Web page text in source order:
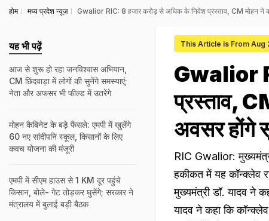
होम मध्य प्रदेश न्यूज़ Gwalior RIC: 8 हजार करोड़ से अधिक के निवेश प्रस्ताव, CM मोहन ने
This Article is From Aug
Gwalior
प्रस्ताव,
अवसर होंगे
RIC Gwalior:
हकीकत में यह कॉन्क्लेव
मुख्यमंत्री डॉ. यादव ने
यादव ने कहा कि
यह भी पढ़ें
आज से शुरू हो रहा जनविश्वास अभियान,
CM छिंदवाड़ा में लोगों की सुनेंगे समस्याएं;
नेता और अफसर भी फील्ड में उतरेंगे
मोहन कैबिनेट के बड़े फैसले: एमपी में खुलेंगे
60 नए सांदीपनि स्कूल, किसानों के लिए
कवच योजना की मंजूरी
एमपी में सीएम हाउस से 1 KM दूर पहुंचे
किसान, बोले- गेट तोड़कर घुसेंगे; सरकार ने
मंत्रालय में बुलाई बड़ी बैठक